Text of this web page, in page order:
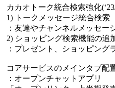
カカオトーク統合検索強化
1) トークメッセージ統合検索
：友達やチャンネルメッセー
2) ショッピング検索機能の追
：プレゼント、ショッピング
コアサービスのメインタブ配
：オープンチャットアプリ